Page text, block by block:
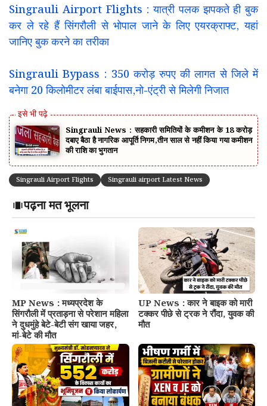
Singrauli Airport Flights : यात्री पलक झपकते ही बुक
कर ले रहे हैं सिंगरौली से भोपाल जाने के लिए एयरक्राफ्ट, यहां
जानिए बुक करने का तरीका
Singrauli Bypass : 350 करोड़ रुपए की लागत से जिले में
बनेगा 20 किलोमीटर लंबा बाईपास,नो-एंट्री से मिलेगी निजात
Singrauli News : सहकारी समितियों के कमीशन के 18 करोड़
दबाए बैठा है नागरिक आपूर्ति निगम,तीन साल से नहीं किया गया कमीशन
की राशि का भुगतान
Singrauli Airport Flights Singrauli airport Latest News
पढ़ना मत भूलना
MP News : मध्यप्रदेश के
सिंगरौली में प्रताड़ना से परेशान महिला
ने दुधमुंहे बेटे-बेटी संग खाया जहर,
मां-बेटे की मौत
UP News : कार ने बाइक को मारी
टक्कर पीछे से ट्रक ने रौंदा, युवक की
मौत